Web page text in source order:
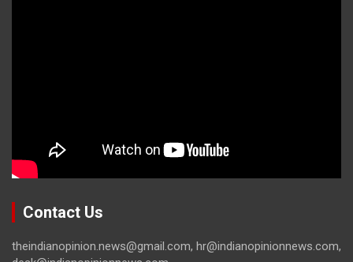
Contact Us
theindianopinion.news@gmail.com, hr@indianopinionnews.com,